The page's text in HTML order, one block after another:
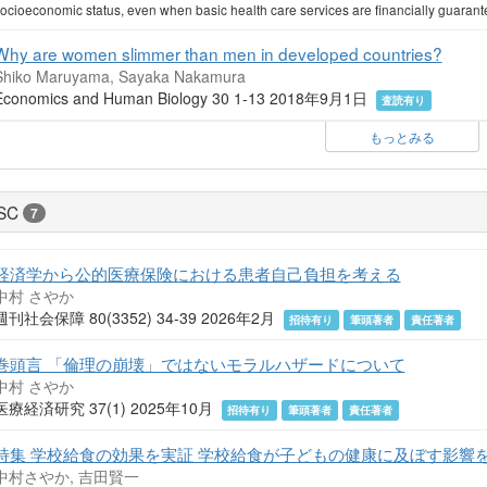
status, even when basic health care services are financially
are women slimmer than men in developed countries?
Maruyama, Sayaka Nakamura
and Human Biology 30 1-13 2018年9月1日
査読有り
もっとみる
7
済学から公的医療保険における患者自己負担を考える
村 さやか
刊社会保障 80(3352) 34-39 2026年2月
招待有り 筆頭著者 責任著者
頭言 「倫理の崩壊」ではないモラルハザードについて
村 さやか
療経済研究 37(1) 2025年10月
招待有り 筆頭著者 責任著者
集 学校給食の効果を実証 学校給食が子どもの健康に及ぼす影響
村さやか, 吉田賢一